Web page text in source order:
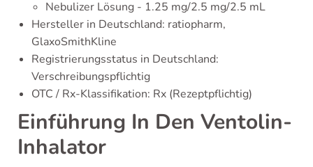
Nebulizer Lösung - 1.25 mg/2.5 mg/2.5 mL
Hersteller in Deutschland: ratiopharm,
GlaxoSmithKline
Registrierungsstatus in Deutschland:
Verschreibungspflichtig
OTC / Rx-Klassifikation: Rx (Rezeptpflichtig)
Einführung In Den Ventolin-
Inhalator